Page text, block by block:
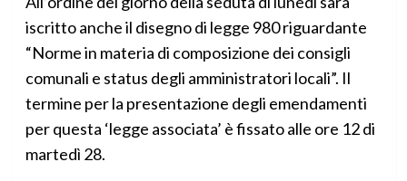
iscritto anche il disegno di legge 980 riguardante
“Norme in materia di composizione dei consigli
comunali e status degli amministratori locali”. Il
termine per la presentazione degli emendamenti
per questa ‘legge associata’ è fissato alle ore 12 di
martedì 28.